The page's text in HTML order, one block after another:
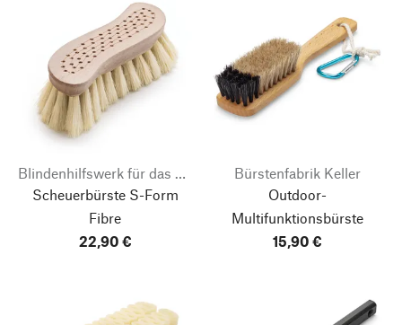
Blindenhilfswerk für das Land Brandenburg
Scheuerbürste S-Form
Fibre
22,90 €
Bürstenfabrik Keller
Outdoor-
Multifunktionsbürste
15,90 €